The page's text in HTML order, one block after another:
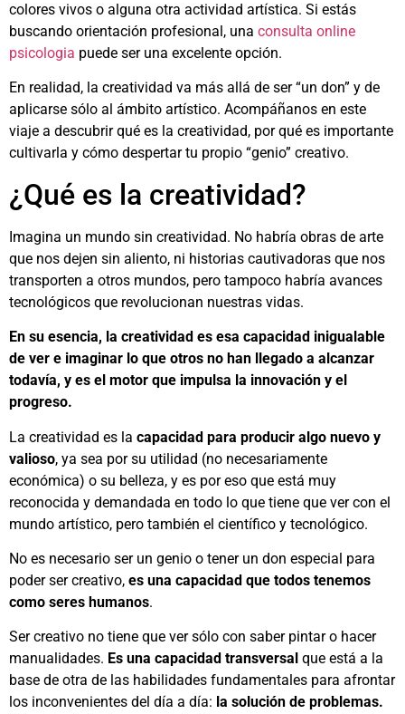
colores vivos o alguna otra actividad artística. Si estás
buscando orientación profesional, una consulta online
psicologia puede ser una excelente opción.
En realidad, la creatividad va más allá de ser “un don” y de
aplicarse sólo al ámbito artístico. Acompáñanos en este
viaje a descubrir qué es la creatividad, por qué es importante
cultivarla y cómo despertar tu propio “genio” creativo.
¿Qué es la creatividad?
Imagina un mundo sin creatividad. No habría obras de arte
que nos dejen sin aliento, ni historias cautivadoras que nos
transporten a otros mundos, pero tampoco habría avances
tecnológicos que revolucionan nuestras vidas.
En su esencia, la creatividad es esa capacidad inigualable
de ver e imaginar lo que otros no han llegado a alcanzar
todavía, y es el motor que impulsa la innovación y el
progreso.
La creatividad es la capacidad para producir algo nuevo y
valioso, ya sea por su utilidad (no necesariamente
económica) o su belleza, y es por eso que está muy
reconocida y demandada en todo lo que tiene que ver con el
mundo artístico, pero también el científico y tecnológico.
No es necesario ser un genio o tener un don especial para
poder ser creativo, es una capacidad que todos tenemos
como seres humanos.
Ser creativo no tiene que ver sólo con saber pintar o hacer
manualidades. Es una capacidad transversal que está a la
base de otra de las habilidades fundamentales para afrontar
los inconvenientes del día a día: la solución de problemas.